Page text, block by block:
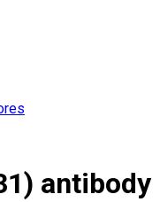
antibody